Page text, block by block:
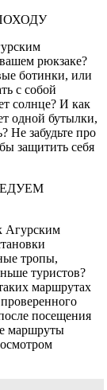
рюкзаке?
ботинки, или
с собой
солнце? И как
одной бутылки,
Не забудьте про
защитить себя
Агурским
тропы,
туристов?
маршрутах
посещения
маршруты